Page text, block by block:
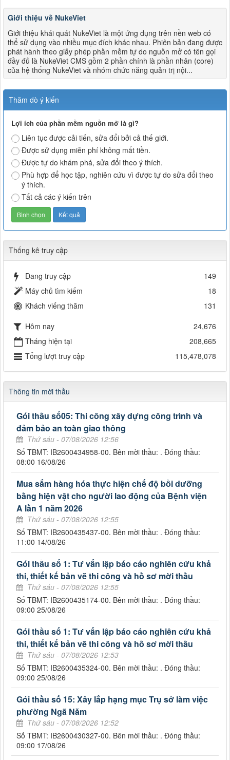
Giới thiệu về NukeViet
Giới thiệu khái quát NukeViet là một ứng dụng trên nền web có
thể sử dụng vào nhiều mục đích khác nhau. Phiên bản đang được
phát hành theo giấy phép phần mềm tự do nguồn mở có tên gọi
đầy đủ là NukeViet CMS gồm 2 phần chính là phần nhân (core)
của hệ thống NukeViet và nhóm chức năng quản trị nội...
Thăm dò ý kiến
Lợi ích của phần mềm nguồn mở là gì?
Liên tục được cải tiến, sửa đổi bởi cả thế giới.
Được sử dụng miễn phí không mất tiền.
Được tự do khám phá, sửa đổi theo ý thích.
Phù hợp để học tập, nghiên cứu vì được tự do sửa đổi theo
ý thích.
Tất cả các ý kiến trên
Thống kê truy cập
Đang truy cập
149
Máy chủ tìm kiếm
18
Khách viếng thăm
131
Hôm nay
24,676
Tháng hiện tại
208,665
Tổng lượt truy cập
115,478,078
Thông tin mời thầu
Gói thầu số05: Thi công xây dựng công trình và
đảm bảo an toàn giao thông
Thứ sáu - 07/08/2026 12:56
Số TBMT: IB2600434958-00. Bên mời thầu: . Đóng thầu:
08:00 16/08/26
Mua sắm hàng hóa thực hiện chế độ bồi dưỡng
bằng hiện vật cho người lao động của Bệnh viện
A lần 1 năm 2026
Thứ sáu - 07/08/2026 12:55
Số TBMT: IB2600435437-00. Bên mời thầu: . Đóng thầu:
11:00 14/08/26
Gói thầu số 1: Tư vấn lập báo cáo nghiên cứu khả
thi, thiết kế bản vẽ thi công và hồ sơ mời thầu
Thứ sáu - 07/08/2026 12:55
Số TBMT: IB2600435174-00. Bên mời thầu: . Đóng thầu:
09:00 25/08/26
Gói thầu số 1: Tư vấn lập báo cáo nghiên cứu khả
thi, thiết kế bản vẽ thi công và hồ sơ mời thầu
Thứ sáu - 07/08/2026 12:53
Số TBMT: IB2600435324-00. Bên mời thầu: . Đóng thầu:
09:00 25/08/26
Gói thầu số 15: Xây lắp hạng mục Trụ sở làm việc
phường Ngã Năm
Thứ sáu - 07/08/2026 12:52
Số TBMT: IB2600430327-00. Bên mời thầu: . Đóng thầu:
09:00 17/08/26